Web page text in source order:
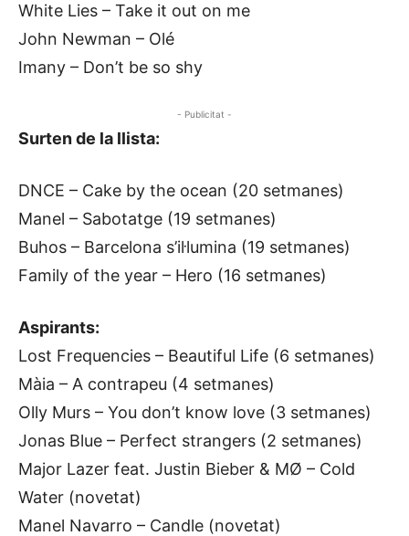
White Lies – Take it out on me
John Newman – Olé
Imany – Don’t be so shy
- Publicitat -
Surten de la llista:
DNCE – Cake by the ocean (20 setmanes)
Manel – Sabotatge (19 setmanes)
Buhos – Barcelona s’il·lumina (19 setmanes)
Family of the year – Hero (16 setmanes)
Aspirants:
Lost Frequencies – Beautiful Life (6 setmanes)
Màia – A contrapeu (4 setmanes)
Olly Murs – You don’t know love (3 setmanes)
Jonas Blue – Perfect strangers (2 setmanes)
Major Lazer feat. Justin Bieber & MØ – Cold
Water (novetat)
Manel Navarro – Candle (novetat)